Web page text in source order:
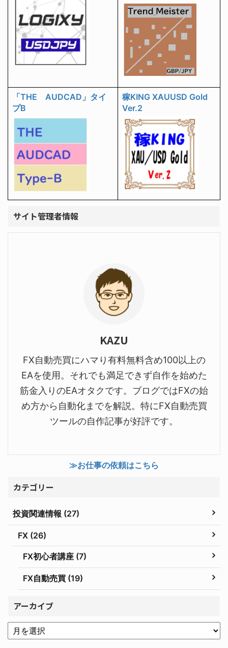
「THE AUDCAD」タイ
プB
稼KING XAUUSD Gold
Ver.2
サイト管理者情報
KAZU
FX自動売買にハマり有料無料含め100以上の
EAを使用。それでも満足できず自作を始めた
筋金入りのEAオタクです。ブログではFXの始
め方から自動化までを解説。特にFX自動売買
ツールの自作記事が好評です。
≫お仕事の依頼はこちら
カテゴリー
投資関連情報 (27)
FX (26)
FX初心者講座 (7)
FX自動売買 (19)
アーカイブ